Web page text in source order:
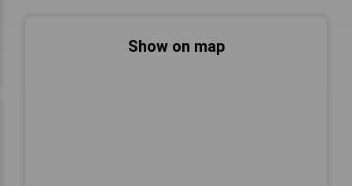
Show on map